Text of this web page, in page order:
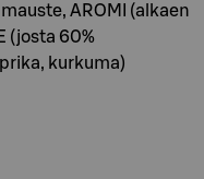
AROMI (alkaen
(josta 60%
kurkuma)